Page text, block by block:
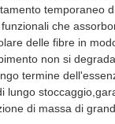
temporaneo
che
delle fibre in
non si
termine
lungo
di massa di